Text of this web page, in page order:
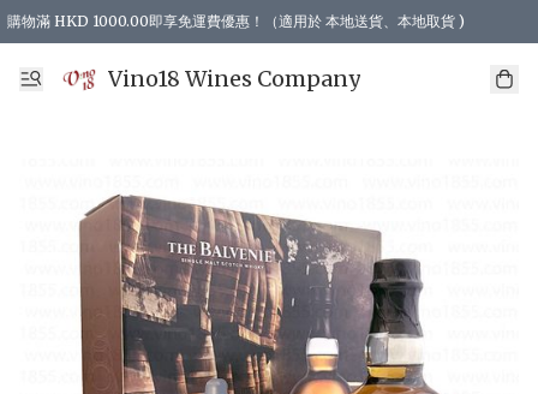
購物滿 HKD 1000.00即享免運費優惠！（適用於 本地送貨、本地取貨 )
Vino18 Wines Company